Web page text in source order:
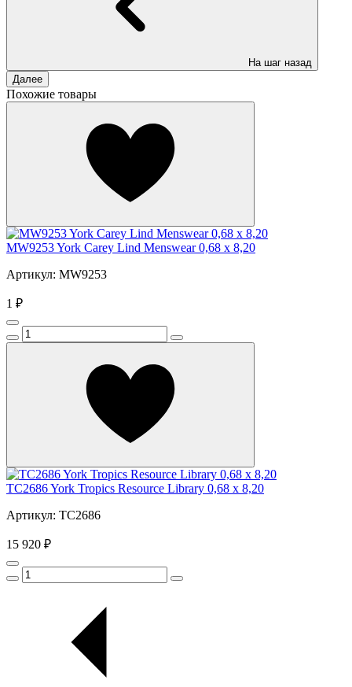
На шаг назад
Далее
Похожие товары
MW9253 York Carey Lind Menswear 0,68 x 8,20
Артикул: MW9253
1 ₽
TC2686 York Tropics Resource Library 0,68 x 8,20
Артикул: TC2686
15 920 ₽